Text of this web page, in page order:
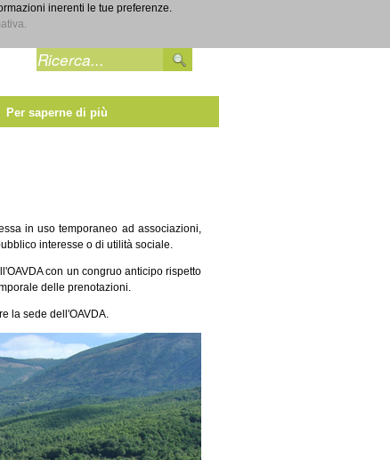
Per saperne di più
in uso temporaneo ad associazioni,
interesse o di utilità sociale.
con un congruo anticipo rispetto
delle prenotazioni.
la sede dell'OAVDA.
inerenti le tue preferenze.